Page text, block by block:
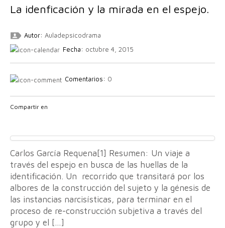
La idenficación y la mirada en el espejo.
Autor: Auladepsicodrama
Fecha: octubre 4, 2015
Comentarios: 0
Compartir en
Carlos García Requena[1] Resumen: Un viaje a
través del espejo en busca de las huellas de la
identificación. Un recorrido que transitará por los
albores de la construcción del sujeto y la génesis de
las instancias narcisísticas, para terminar en el
proceso de re-construcción subjetiva a través del
grupo y el […]